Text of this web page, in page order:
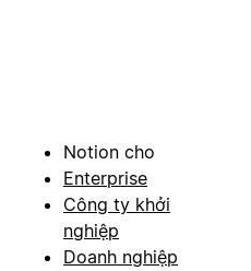
Notion cho
Enterprise
Công ty khởi
nghiệp
Doanh nghiệp